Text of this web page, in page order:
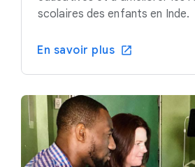
scolaires des enfants en Inde.
En savoir plus